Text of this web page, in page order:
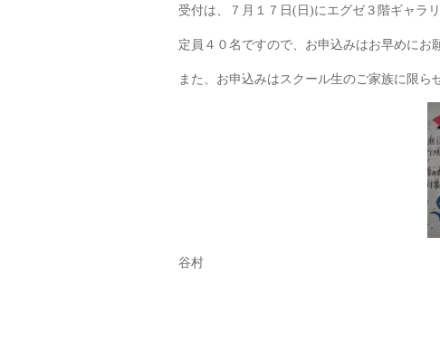
受付は、７月１７日(日)にエグゼ３階ギャラ
定員４０名ですので、お申込みはお早めにお
また、お申込みはスクール生のご家族に限ら
谷村